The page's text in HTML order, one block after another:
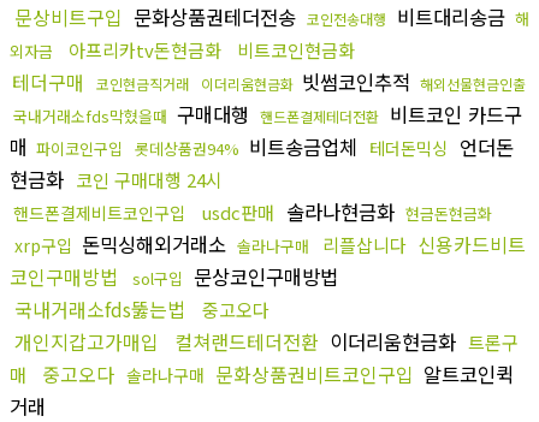
문상비트구입 문화상품권테더전송 코인전송대행 비트대리송금 해
외자금
아프리카tv돈현금화 비트코인현금화
테더구매 코인현금직거래 이더리움현금화 빗썸코인추적 해외선물현금인출
국내거래소fds막혔을때 구매대행 핸드폰결제테더전환 비트코인 카드구
매 파이코인구입 롯데상품권94% 비트송금업체 테더돈믹싱 언더돈
현금화 코인 구매대행 24시
핸드폰결제비트코인구입 usdc판매 솔라나현금화 현금돈현금화
xrp구입 돈믹싱해외거래소 솔라나구매 리플삽니다 신용카드비트
코인구매방법
sol구입 문상코인구매방법
국내거래소fds뚫는법
중고오다
개인지갑고가매입 컬쳐랜드테더전환 이더리움현금화 트론구
매
중고오다 솔라나구매 문화상품권비트코인구입 알트코인퀵
거래